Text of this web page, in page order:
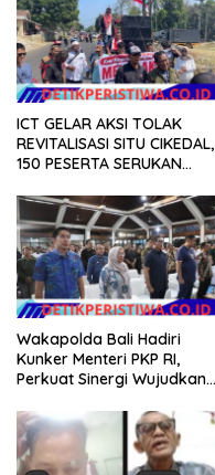
ICT GELAR AKSI TOLAK
REVITALISASI SITU CIKEDAL,
150 PESERTA SERUKAN
Wakapolda Bali Hadiri
Kunker Menteri PKP RI,
Perkuat Sinergi Wujudkan
Masyarakat